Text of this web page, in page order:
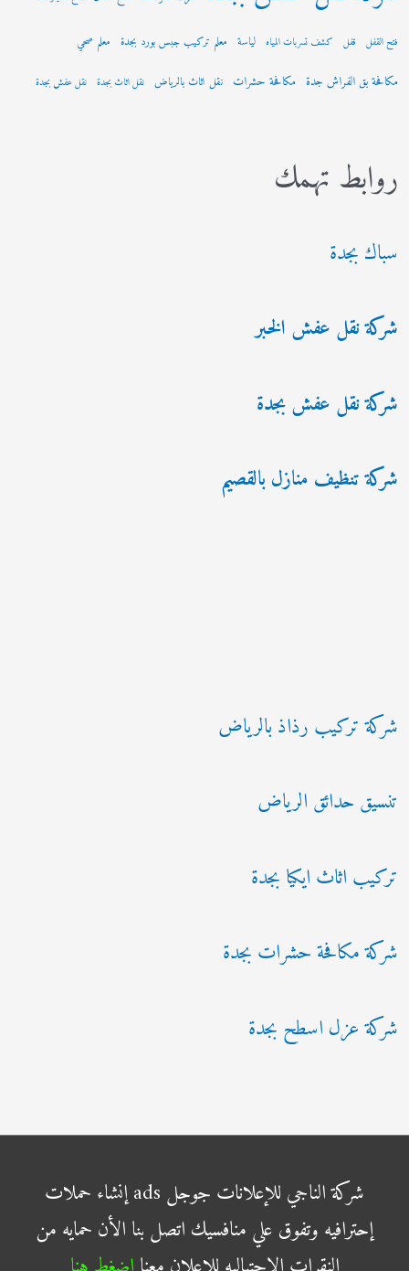
فتح القفل قفل كشف تسربات المياه لياسة معلم تركيب جبس بورد بجدة معلم صحي
مكافحة بق الفراش جدة مكافحة حشرات نقل اثاث بالرياض نقل اثاث بجدة نقل عفش بجدة
روابط تهمك
سباك بجدة
شركة نقل عفش الخبر
شركة نقل عفش بجدة
شركة تنظيف منازل بالقصيم
شركة تركيب رذاذ بالرياض
تنسيق حدائق الرياض
تركيب اثاث ايكيا بجدة
شركة مكافحة حشرات بجدة
شركة عزل اسطح بجدة
شركة الناجي للإعلانات جوجل ads إنشاء حملات
إحترافيه وتفوق علي منافسيك اتصل بنا الأن حمايه من